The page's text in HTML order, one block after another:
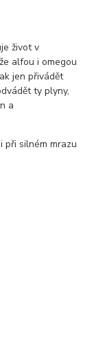
život v
alfou i omegou
jen přivádět
ty plyny,
a
při silném mrazu